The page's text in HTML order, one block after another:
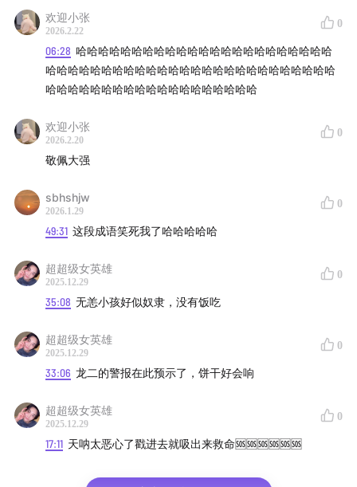
自昆明的喜剧演员在这个乐子人客厅广交朋友、传递快
乐，愿朋友们的生活总有笑声环绕，很荣幸我们能陪你大
哈特哈~
剪辑后期：jade
选题策划：饼干
出品：不止喜剧
参与线下录制、进听友群、商务咨询请添加微信：
dankouxijuya
欢迎小张
2026.2.22
0
06:28 哈哈哈哈哈哈哈哈哈哈哈哈哈哈哈哈哈哈哈哈哈哈哈
哈哈哈哈哈哈哈哈哈哈哈哈哈哈哈哈哈哈哈哈哈哈哈哈哈哈
哈哈哈哈哈哈哈哈哈哈哈哈哈哈哈哈哈哈哈
欢迎小张
2026.2.20
0
敬佩大强
sbhshjw
2026.1.29
0
49:31 这段成语笑死我了哈哈哈哈哈
超超级女英雄
2025.12.29
0
35:08 无恙小孩好似奴隶，没有饭吃
超超级女英雄
2025.12.29
0
33:06 龙二的警报在此预示了，饼干好会响
超超级女英雄
2025.12.29
0
17:11 天呐太恶心了戳进去就吸出来救命🆘🆘🆘🆘🆘🆘